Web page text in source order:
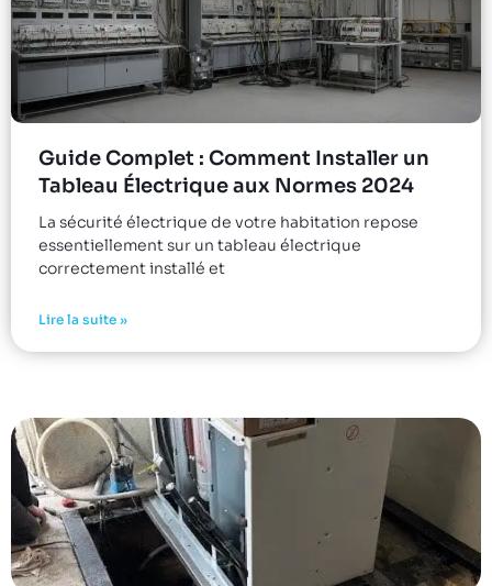
Guide Complet : Comment Installer un
Tableau Électrique aux Normes 2024
La sécurité électrique de votre habitation repose
essentiellement sur un tableau électrique
correctement installé et
Lire la suite »